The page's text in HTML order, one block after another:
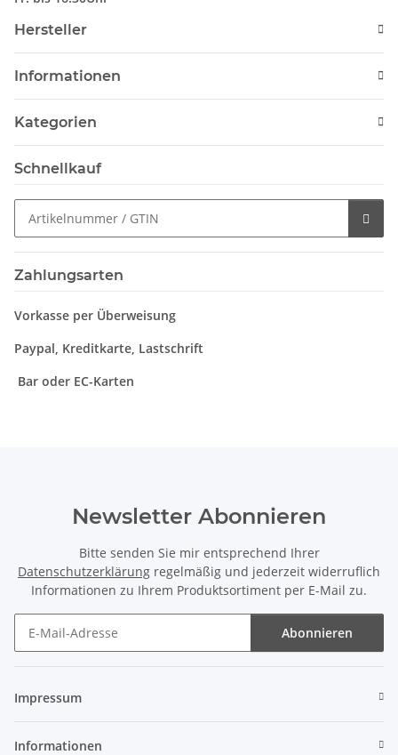
Hersteller
Informationen
Kategorien
Schnellkauf
Zahlungsarten
Vorkasse per Überweisung
Paypal, Kreditkarte, Lastschrift
Bar oder EC-Karten
Newsletter Abonnieren
Bitte senden Sie mir entsprechend Ihrer
Datenschutzerklärung regelmäßig und jederzeit widerruflich
Informationen zu Ihrem Produktsortiment per E-Mail zu.
Abonnieren
Impressum
Informationen